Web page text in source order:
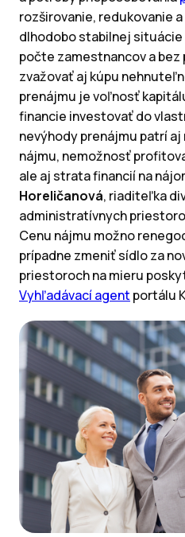
rozširovanie, redukovanie
dlhodobo stabilnej situácie
počte zamestnancov a
zvažovať aj kúpu
prenájmu je voľnosť
financie investovať do
nevýhody prenájmu patrí
nájmu, nemožnosť
ale aj strata financií na
Horeličanová, riaditeľka
administratívnych
Cenu nájmu možno
prípadne zmeniť sídlo za
priestoroch na mieru
Vyhľadávací agent portálu